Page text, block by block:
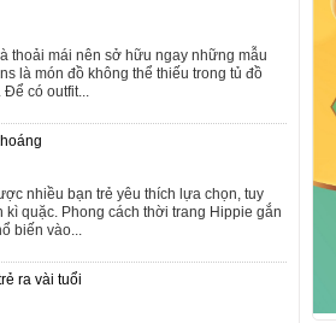
thoải mái nên sở hữu ngay những mẫu
là món đồ không thể thiếu trong tủ đồ
Để có outfit...
nhiều bạn trẻ yêu thích lựa chọn, tuy
quặc. Phong cách thời trang Hippie gắn
biến vào...
ra vài tuổi